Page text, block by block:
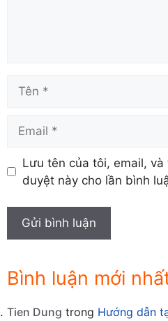
Lưu tên của tôi, email,
duyệt này cho lần bình
Bình luận mới
Tien Dung trong Hướng dẫn